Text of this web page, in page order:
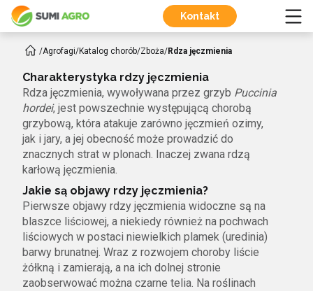
Kontakt
/Agrofagi/Katalog chorób/Zboża/Rdza jęczmienia
Charakterystyka rdzy jęczmienia
Rdza jęczmienia, wywoływana przez grzyb Puccinia
hordei, jest powszechnie występującą chorobą
grzybową, która atakuje zarówno jęczmień ozimy,
jak i jary, a jej obecność może prowadzić do
znacznych strat w plonach. Inaczej zwana rdzą
karłową jęczmienia.
Jakie są objawy rdzy jęczmienia?
Pierwsze objawy rdzy jęczmienia widoczne są na
blaszce liściowej, a niekiedy również na pochwach
liściowych w postaci niewielkich plamek (uredinia)
barwy brunatnej. Wraz z rozwojem choroby liście
żółkną i zamierają, a na ich dolnej stronie
zaobserwować można czarne telia. Na roślinach